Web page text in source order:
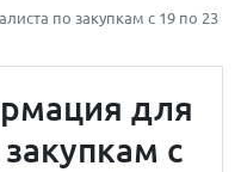
по закупкам с 19 по 23
для
с